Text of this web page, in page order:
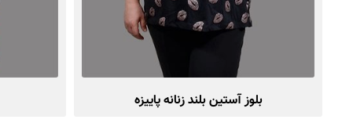
بلوز آستین بلند زنانه پاییزه